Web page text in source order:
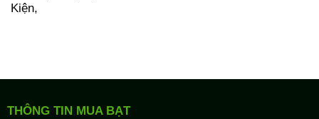
THÔNG TIN MUA BẠT